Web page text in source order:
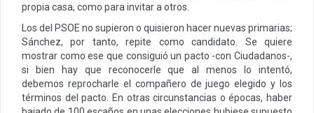
propia casa, como para invitar a otros.
Los del PSOE no supieron o quisieron hacer nuevas primarias;
Sánchez, por tanto, repite como candidato. Se quiere
mostrar como ese que consiguió un pacto -con Ciudadanos-,
si bien hay que reconocerle que al menos lo intentó,
debemos reprocharle el compañero de juego elegido y los
términos del pacto. En otras circunstancias o épocas, haber